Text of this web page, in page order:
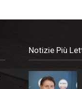
Notizie Più